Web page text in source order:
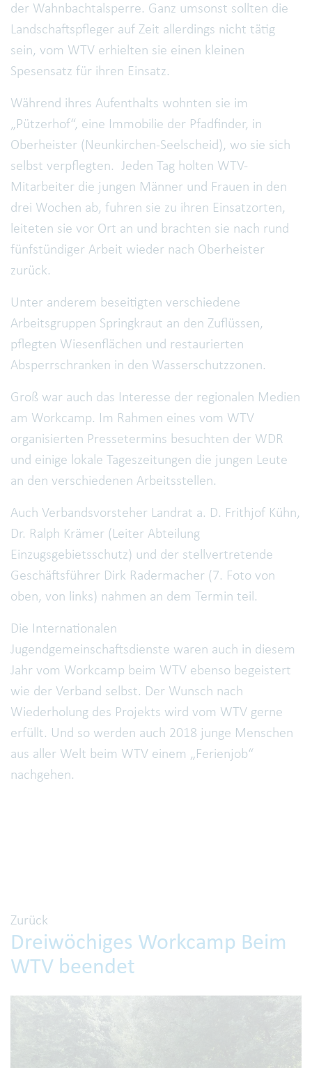
der Wahnbachtalsperre. Ganz umsonst sollten die
Landschaftspfleger auf Zeit allerdings nicht tätig
sein, vom WTV erhielten sie einen kleinen
Spesensatz für ihren Einsatz.
Während ihres Aufenthalts wohnten sie im
„Pützerhof“, eine Immobilie der Pfadfinder, in
Oberheister (Neunkirchen-Seelscheid), wo sie sich
selbst verpflegten. Jeden Tag holten WTV-
Mitarbeiter die jungen Männer und Frauen in den
drei Wochen ab, fuhren sie zu ihren Einsatzorten,
leiteten sie vor Ort an und brachten sie nach rund
fünfstündiger Arbeit wieder nach Oberheister
zurück.
Unter anderem beseitigten verschiedene
Arbeitsgruppen Springkraut an den Zuflüssen,
pflegten Wiesenflächen und restaurierten
Absperrschranken in den Wasserschutzzonen.
Groß war auch das Interesse der regionalen Medien
am Workcamp. Im Rahmen eines vom WTV
organisierten Pressetermins besuchten der WDR
und einige lokale Tageszeitungen die jungen Leute
an den verschiedenen Arbeitsstellen.
Auch Verbandsvorsteher Landrat a. D. Frithjof Kühn,
Dr. Ralph Krämer (Leiter Abteilung
Einzugsgebietsschutz) und der stellvertretende
Geschäftsführer Dirk Radermacher (7. Foto von
oben, von links) nahmen an dem Termin teil.
Die Internationalen
Jugendgemeinschaftsdienste waren auch in diesem
Jahr vom Workcamp beim WTV ebenso begeistert
wie der Verband selbst. Der Wunsch nach
Wiederholung des Projekts wird vom WTV gerne
erfüllt. Und so werden auch 2018 junge Menschen
aus aller Welt beim WTV einem „Ferienjob“
nachgehen.
Zurück
Dreiwöchiges Workcamp Beim
WTV beendet